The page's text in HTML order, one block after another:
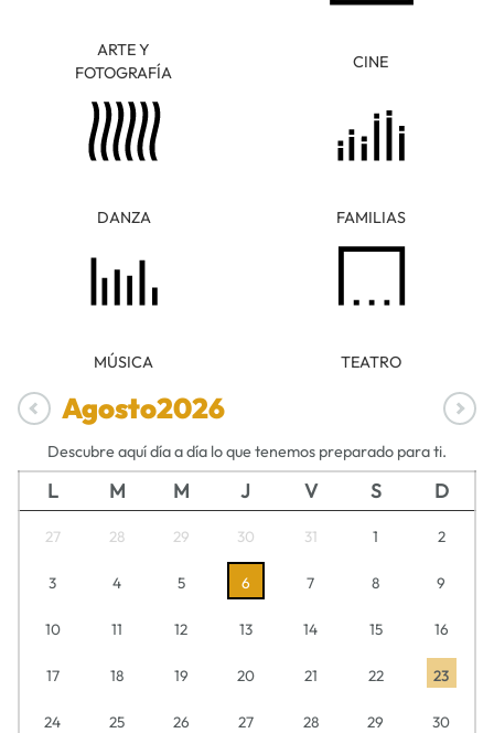
ARTE Y
FOTOGRAFÍA
CINE
DANZA FAMILIAS
MÚSICA TEATRO
Agosto2026
Descubre aquí día a día lo que tenemos preparado para ti.
L M M J V S D
27 28 29 30 31 1 2
3 4 5 6 7 8 9
10 11 12 13 14 15 16
17 18 19 20 21 22 23
24 25 26 27 28 29 30